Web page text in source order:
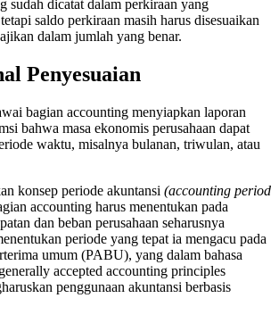
sudah dicatat dalam perkiraan yang
saldo perkiraan masih harus disesuaikan
dalam jumlah yang benar.
Penyesuaian
bagian accounting menyiapkan laporan
bahwa masa ekonomis perusahaan dapat
waktu, misalnya bulanan, triwulan, atau
konsep periode akuntansi (accounting period
accounting harus menentukan pada
dan beban perusahaan seharusnya
periode yang tepat ia mengacu pada
umum (PABU), yang dalam bahasa
accepted accounting principles
penggunaan akuntansi berbasis